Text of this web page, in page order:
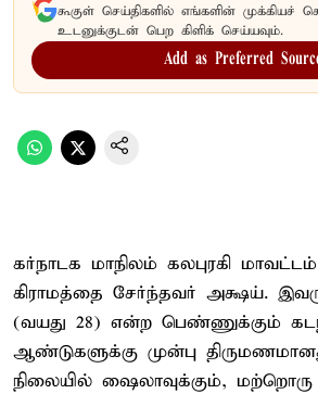
கூகுள் செய்திகளில் எங்களின் முக்கியச்
உடனுக்குடன் பெற கிளிக் செய்யவும்.
Add as Preferred
கர்நாடக மாநிலம் கலபுரகி மாவட்டம்,
கிராமத்தை சேர்ந்தவர் அக்ஷய்.
(வயது 28) என்ற பெண்ணுக்கும்
ஆண்டுகளுக்கு முன்பு
நிலையில் ஷைலாவுக்கும், மற்றொரு